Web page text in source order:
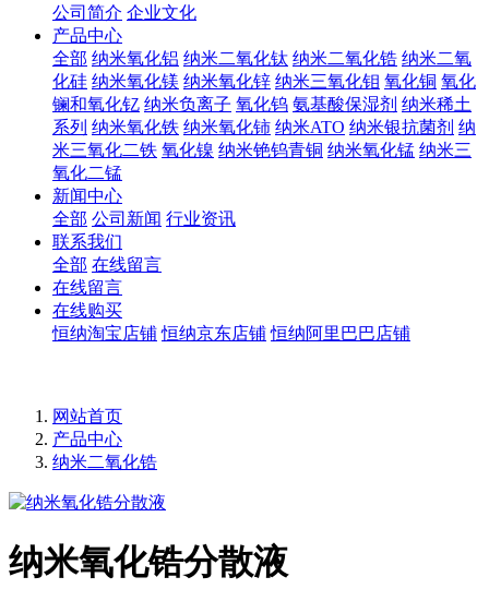
公司简介 企业文化
产品中心
全部 纳米氧化铝 纳米二氧化钛 纳米二氧化锆 纳米二氧
化硅 纳米氧化镁 纳米氧化锌 纳米三氧化钼 氧化铜 氧化
镧和氧化钇 纳米负离子 氧化钨 氨基酸保湿剂 纳米稀土
系列 纳米氧化铁 纳米氧化铈 纳米ATO 纳米银抗菌剂 纳
米三氧化二铁 氧化镍 纳米铯钨青铜 纳米氧化锰 纳米三
氧化二锰
新闻中心
全部 公司新闻 行业资讯
联系我们
全部 在线留言
在线留言
在线购买
恒纳淘宝店铺 恒纳京东店铺 恒纳阿里巴巴店铺
网站首页
产品中心
纳米二氧化锆
纳米氧化锆分散液